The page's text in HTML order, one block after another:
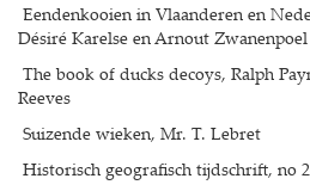
Eendenkooien in Vlaanderen en
Désiré Karelse en Arnout Zwanenpoel
The book of ducks decoys, Ralph
Reeves
Suizende wieken, Mr. T. Lebret
Historisch geografisch tijdschrift, no